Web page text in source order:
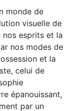
monde de
visuelle de
nos esprits et la
nos modes de
et la
celui de
épanouissant,
par un